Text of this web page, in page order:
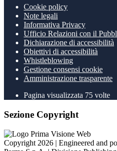
Cookie policy
Note legali
Informativa Privacy
Ufficio Relazioni con il
Dichiarazione di accessibilità
Obiettivi di accessibilità
Whistleblowing
Gestione consensi cookie
Amministrazione trasparente
Pagina visualizzata 75 volte
Sezione Copyright
Copyright 2026 | Engineered and